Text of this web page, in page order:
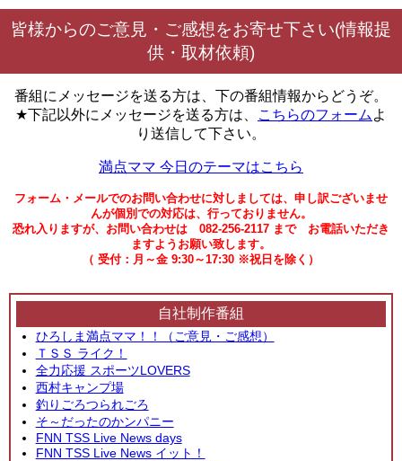
皆様からのご意見・ご感想をお寄せ下さい(情報提
供・取材依頼)
番組にメッセージを送る方は、下の番組情報からどうぞ。
★下記以外にメッセージを送る方は、
こちらのフォーム よ
り送信して下さい。
満点ママ 今日のテーマはこちら
フォーム・メールでのお問い合わせに対しましては、申し訳ございませ
んが個別での対応は、行っておりません。
恐れ入りますが、お問い合わせは 082-256-2117 まで お電話いただき
ますようお願い致します。
（ 受付：月～金 9:30～17:30 ※祝日を除く）
自社制作番組
ひろしま満点ママ！！（ご意見・ご感想）
ＴＳＳ ライク！
全力応援 スポーツLOVERS
西村キャンプ場
釣りごろつられごろ
そ～だったのかンパニー
FNN TSS Live News days
FNN TSS Live News イット！